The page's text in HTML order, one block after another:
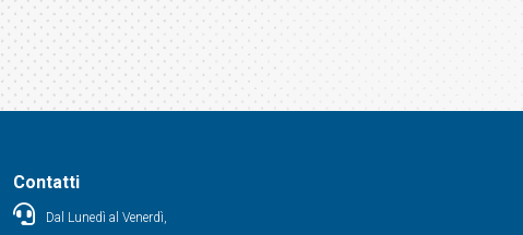
Contatti
Dal Lunedì al Venerdì,